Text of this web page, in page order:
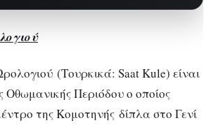
(Τουρκικά: Saat Kule) είναι
Οθωμανικής Περιόδου ο οποίος
της Κομοτηνής δίπλα στο Γενί